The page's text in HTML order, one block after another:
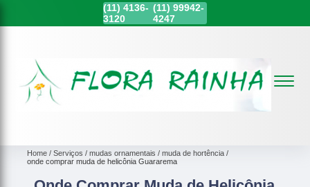
(11) 4136-
3120
(11)99942-
4247
Home Serviços mudas ornamentais
muda de hortência
onde comprar muda de helicônia Guararema